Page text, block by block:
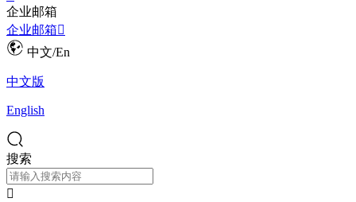
企业邮箱
企业邮箱
中文/En
中文版
English
搜索
